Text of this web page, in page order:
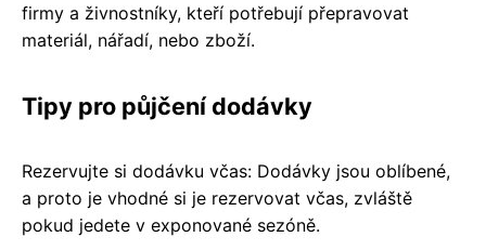
firmy a živnostníky, kteří potřebují přepravovat
materiál, nářadí, nebo zboží.
Tipy pro půjčení dodávky
Rezervujte si dodávku včas: Dodávky jsou oblíbené,
a proto je vhodné si je rezervovat včas, zvláště
pokud jedete v exponované sezóně.